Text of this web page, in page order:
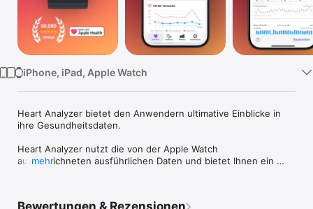
iPhone, iPad, Apple Watch
Heart Analyzer bietet den Anwendern ultimative Einblicke in
ihre Gesundheitsdaten.
Heart Analyzer nutzt die von der Apple Watch
aufgezeichneten ausführlichen Daten und bietet Ihnen ein
mehr